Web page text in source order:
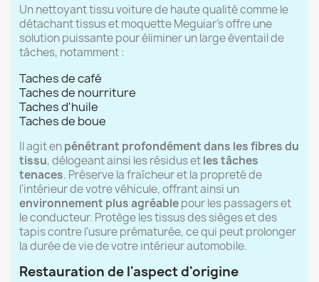
Un nettoyant tissu voiture de haute qualité comme le
détachant tissus et moquette Meguiar's offre une
solution puissante pour éliminer un large éventail de
tâches, notamment :
Taches de café
Taches de nourriture
Taches d'huile
Taches de boue
Il agit enpénétrant profondément dans les fibres du
tissu, délogeant ainsi les résidus etles tâches
tenaces. Préserve la fraîcheur et la propreté de
l'intérieur de votre véhicule, offrant ainsi un
environnement plus agréablepour les passagers et
le conducteur. Protège les tissus des sièges et des
tapis contre l'usure prématurée, ce qui peut prolonger
la durée de vie de votre intérieur automobile.
Restauration de l'aspect d'origine